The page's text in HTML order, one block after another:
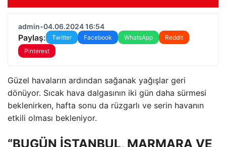
admin•04.06.2024 16:54
Paylaş: Twitter Facebook WhatsApp
Reddit
Pinterest
Güzel havaların ardından sağanak yağışlar geri
dönüyor. Sıcak hava dalgasının iki gün daha sürmesi
beklenirken, hafta sonu da rüzgarlı ve serin havanın
etkili olması bekleniyor.
“BUGÜN İSTANBUL, MARMARA VE